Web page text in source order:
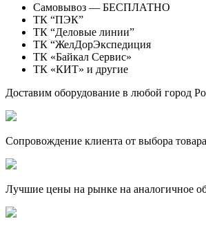
Самовывоз — БЕСПЛАТНО
ТК “ПЭК”
ТК “Деловые линии”
ТК “ЖелДорЭкспедиция
ТК «Байкал Сервис»
ТК «КИТ» и другие
Доставим оборудование в любой город
Сопровождение клиента от выбора
Лучшие цены на рынке на аналогичное